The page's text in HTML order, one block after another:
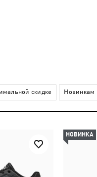
скидке Новинкам
НОВИНКА